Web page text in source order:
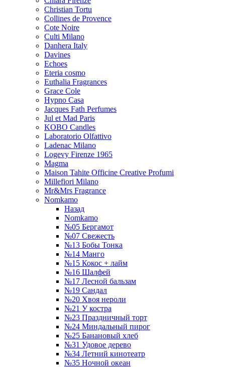
Christian Tortu
Collines de Provence
Cote Noire
Culti Milano
Danhera Italy
Davines
Echoes
Eteria cosmo
Euthalia Fragrances
Grace Cole
Hypno Casa
Jacques Fath Perfumes
Jul et Mad Paris
KOBO Candles
Laboratorio Olfattivo
Ladenac Milano
Logevy Firenze 1965
Magma
Maison Tahite Officine Creative Profumi
Millefiori Milano
Mr&Mrs Fragrance
Nomkamo
Назад
Nomkamo
№05 Бергамот
№07 Свежесть
№13 Бобы Тонка
№14 Манго
№15 Кокос + лайм
№16 Шалфей
№17 Лесной бальзам
№19 Сандал
№20 Хвоя нероли
№21 У костра
№23 Праздничный торт
№24 Миндальный пирог
№25 Банановый хлеб
№31 Удовое дерево
№34 Летний кинотеатр
№35 Ночной океан